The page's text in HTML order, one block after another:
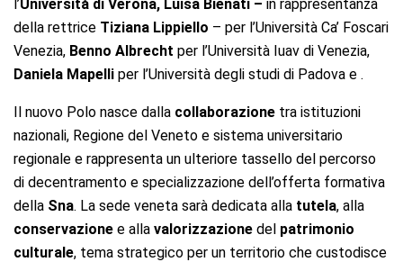
l’Università di Verona, Luisa Bienati – in rappresentanza
della rettrice Tiziana Lippiello – per l’Università Ca’ Foscari
Venezia, Benno Albrecht per l’Università Iuav di Venezia,
Daniela Mapelli per l’Università degli studi di Padova e .
Il nuovo Polo nasce dalla collaborazione tra istituzioni
nazionali, Regione del Veneto e sistema universitario
regionale e rappresenta un ulteriore tassello del percorso
di decentramento e specializzazione dell’offerta formativa
della Sna. La sede veneta sarà dedicata alla tutela, alla
conservazione e alla valorizzazione del patrimonio
culturale, tema strategico per un territorio che custodisce